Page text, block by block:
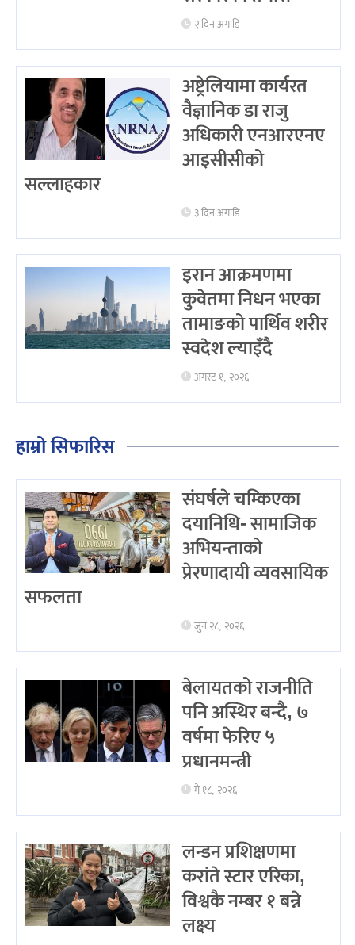
२ दिन अगाडि
अष्ट्रेलियामा कार्यरत
वैज्ञानिक डा राजु
अधिकारी एनआरएनए
आइसीसीको
सल्लाहकार
३ दिन अगाडि
इरान आक्रमणमा
कुवेतमा निधन भएका
तामाङको पार्थिव शरीर
स्वदेश ल्याइँदै
अगस्ट १, २०२६
हाम्रो सिफारिस
संघर्षले चम्किएका
दयानिधि- सामाजिक
अभियन्ताको
प्रेरणादायी व्यवसायिक
सफलता
जुन २८, २०२६
बेलायतको राजनीति
पनि अस्थिर बन्दै, ७
वर्षमा फेरिए ५
प्रधानमन्त्री
मे १८, २०२६
लन्डन प्रशिक्षणमा
करांते स्टार एरिका,
विश्वकै नम्बर १ बन्ने
लक्ष्य